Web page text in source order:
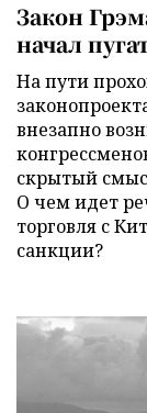
Закон
начал
На пути
внезапно
скрытый
О чем идет
торговля с
санкции?